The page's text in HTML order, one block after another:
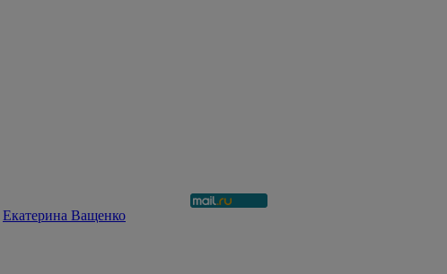
Екатерина Ващенко